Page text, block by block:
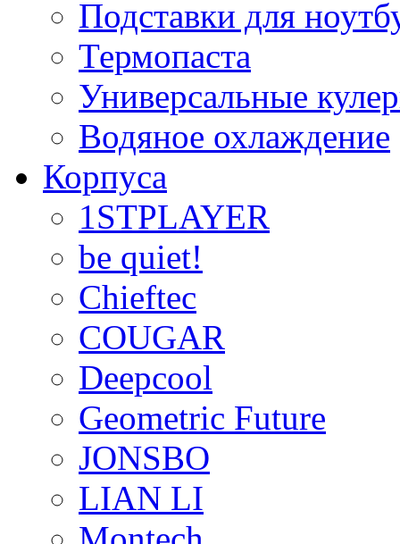
Подставки для
Термопаста
Универсальные
Водяное охлаждение
Корпуса
1STPLAYER
be quiet!
Chieftec
COUGAR
Deepcool
Geometric Future
JONSBO
LIAN LI